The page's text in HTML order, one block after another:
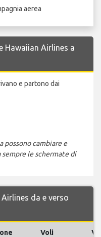
aerea
Hawaiian Airlines a
e partono dai
possono cambiare e
le schermate di
da e verso
Voli